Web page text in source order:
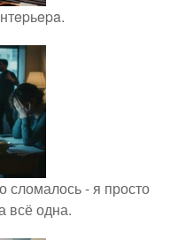
сломалось - я просто
всё одна.